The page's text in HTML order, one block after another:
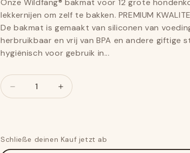
Onze Wildfang® bakmat voor 12 grote
lekkernijen om zelf te bakken. PREMIUM
De bakmat is gemaakt van siliconen van
herbruikbaar en vrij van BPA en andere giftige
hygiënisch voor gebruik in...
Nummer
Nummer
Verlaag
het
-
Verhoog
het
-
Schließe deinen Kauf jetzt ab